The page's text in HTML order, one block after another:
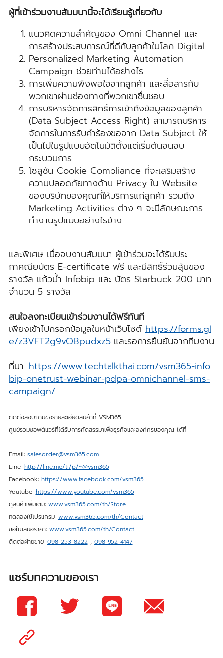
ผู้ที่เข้าร่วมงานสัมมนานี้จะได้เรียนรู้เกี่ยวกับ
แนวคิดความสำคัญของ Omni Channel และ
การสร้างประสบการณ์ที่ดีกับลูกค้าในโลก Digital
Personalized Marketing Automation
Campaign ช่วยท่านได้อย่างไร
การเพิ่มความพึงพอใจจากลูกค้า และสื่อสารกับ
พวกเขาผ่านช่องทางที่พวกเขาชื่นชอบ
การบริหารจัดการสิทธิ์การเข้าถึงข้อมูลของลูกค้า
(Data Subject Access Right) สามารถบริหาร
จัดการในการรับคำร้องขอจาก Data Subject ให้
เป็นไปในรูปแบบอัตโนมัติตั้งแต่เริ่มต้นจนจบ
กระบวนการ
โซลูชัน Cookie Compliance ที่จะเสริมสร้าง
ความปลอดภัยทางด้าน Privacy ใน Website
ของบริษัทของคุณที่ให้บริการแก่ลูกค้า รวมถึง
Marketing Activities ต่าง ๆ จะมีลักษณะการ
ทำงานรูปแบบอย่างไรบ้าง
และพิเศษ เมื่อจบงานสัมมนา ผู้เข้าร่วมจะได้รับประ
กาศณียบัตร E-certificate ฟรี และมีสิทธิ์ร่วมลุ้นของ
รางวัล แก้วน้ำ Infobip และ บัตร Starbuck 200 บาท
จำนวน 5 รางวัล
สนใจลงทะเบียนเข้าร่วมงานได้ฟรีทันที
เพียงเข้าไปกรอกข้อมูลในหน้าเว็บไซต์https://forms.gl
e/z3VFT2g9vQBpudxz5และรอการยืนยันจากทีมงาน
ที่มา :https://www.techtalkthai.com/vsm365-info
bip-onetrust-webinar-pdpa-omnichannel-sms-
campaign/
ติดต่อสอบถามขอรายละเอียดสินค้าที่ VSM365..
ศูนย์รวมซอฟต์แวร์ที่ได้รับการคัดสรรมาเพื่อธุรกิจและองค์กรของคุณ ได้ที่
Email: salesorder@vsm365.com
Line: http://line.me/ti/p/~@vsm365
Facebook: https://www.facebook.com/vsm365
Youtube: https://www.youtube.com/vsm365
ดูสินค้าเพิ่มเติม: www.vsm365.com/th/Store
ทดลองใช้โปรแกรม: www.vsm365.com/th/Contact
ขอใบเสนอราคา: www.vsm365.com/th/Contact
ติดต่อฝ่ายขาย: 098-253-8222, 098-952-4147
แชร์บทความของเรา